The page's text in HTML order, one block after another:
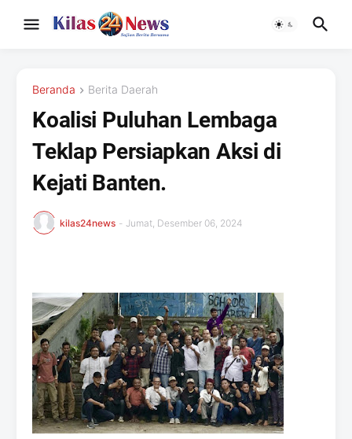
Beranda Berita Daerah
Koalisi Puluhan Lembaga
Teklap Persiapkan Aksi di
Kejati Banten.
kilas24news - Jumat, Desember 06, 2024